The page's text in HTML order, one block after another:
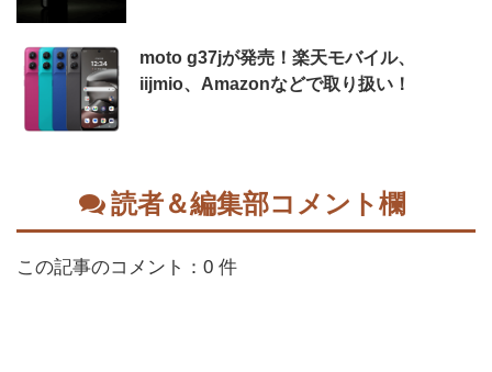
moto g37jが発売！楽天モバイル、
iijmio、Amazonなどで取り扱い！
読者＆編集部コメント欄
この記事のコメント：0 件